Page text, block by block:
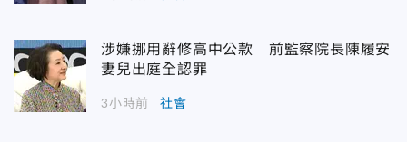
涉嫌挪用辭修高中公款 前監察院長陳履安
妻兒出庭全認罪
3小時前 社會